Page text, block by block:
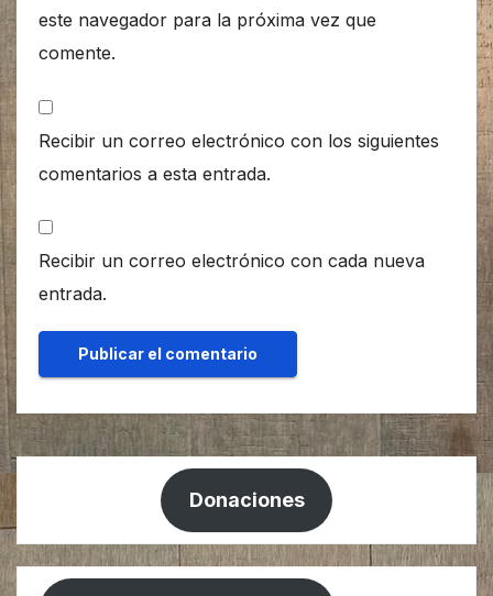
este navegador para la próxima vez que
comente.
Recibir un correo electrónico con los siguientes
comentarios a esta entrada.
Recibir un correo electrónico con cada nueva
entrada.
Donaciones